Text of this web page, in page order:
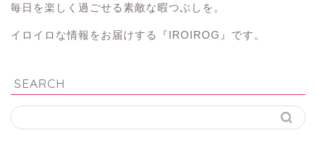
毎日を楽しく過ごせる素敵な暇つぶしを。
イロイロな情報をお届けする『IROIROG』です。
SEARCH